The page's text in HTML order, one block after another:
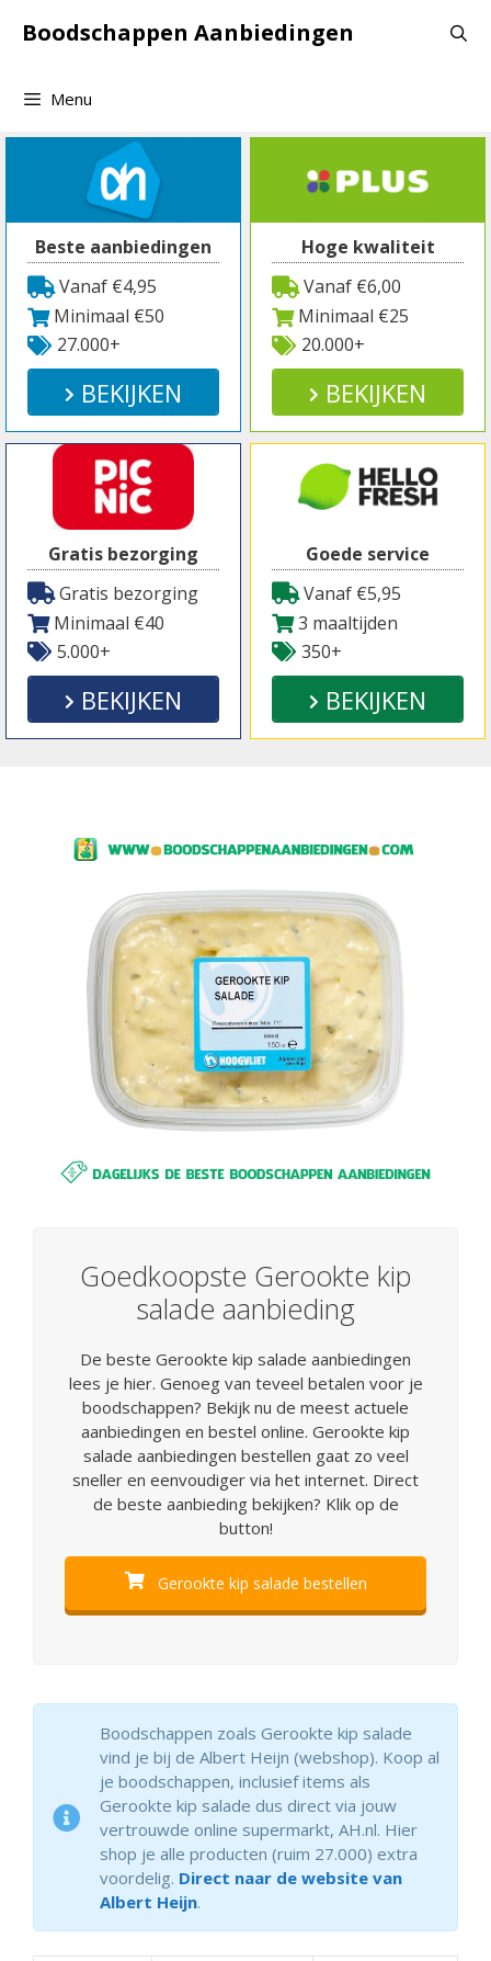
naarBoodschappen Aanbiedingen
Menu
Beste aanbiedingen
Vanaf €4,95
Minimaal €50
27.000+
BEKIJKEN
Hoge kwaliteit
Vanaf €6,00
Minimaal €25
20.000+
BEKIJKEN
Gratis bezorging
Gratis bezorging
Minimaal €40
5.000+
BEKIJKEN
Goede service
Vanaf €5,95
3 maaltijden
350+
BEKIJKEN
Goedkoopste Gerookte kip
salade aanbieding
De beste Gerookte kip salade aanbiedingen
lees je hier. Genoeg van teveel betalen voor je
boodschappen? Bekijk nu de meest actuele
aanbiedingen en bestel online. Gerookte kip
salade aanbiedingen bestellen gaat zo veel
sneller en eenvoudiger via het internet. Direct
de beste aanbieding bekijken? Klik op de
button!
Gerookte kip salade bestellen
Boodschappen zoals Gerookte kip salade
vind je bij de Albert Heijn (webshop). Koop al
je boodschappen, inclusief items als
Gerookte kip salade dus direct via jouw
vertrouwde online supermarkt, AH.nl. Hier
shop je alle producten (ruim 27.000) extra
voordelig. Direct naar de website van
Albert Heijn.